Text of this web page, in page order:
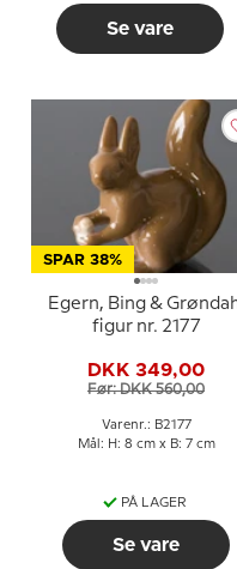
Se vare
SPAR 38%
Egern, Bing &
figur nr. 2177
DKK 349,00
Før: DKK 560,00
Varenr.: B2177
Mål: H: 8 cm x B: 7 cm
PÅ LAGER
Se vare